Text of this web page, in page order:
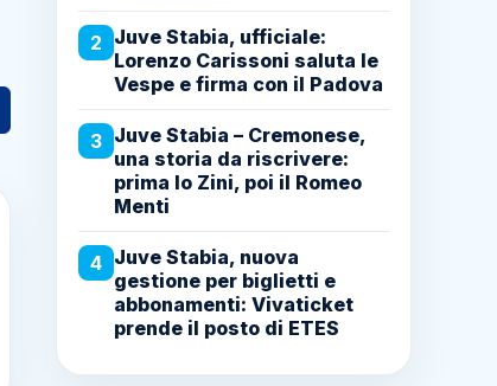
2 Juve Stabia, ufficiale:
Lorenzo Carissoni saluta le
Vespe e firma con il Padova
3 Juve Stabia – Cremonese,
una storia da riscrivere:
prima lo Zini, poi il Romeo
Menti
4 Juve Stabia, nuova
gestione per biglietti e
abbonamenti: Vivaticket
prende il posto di ETES